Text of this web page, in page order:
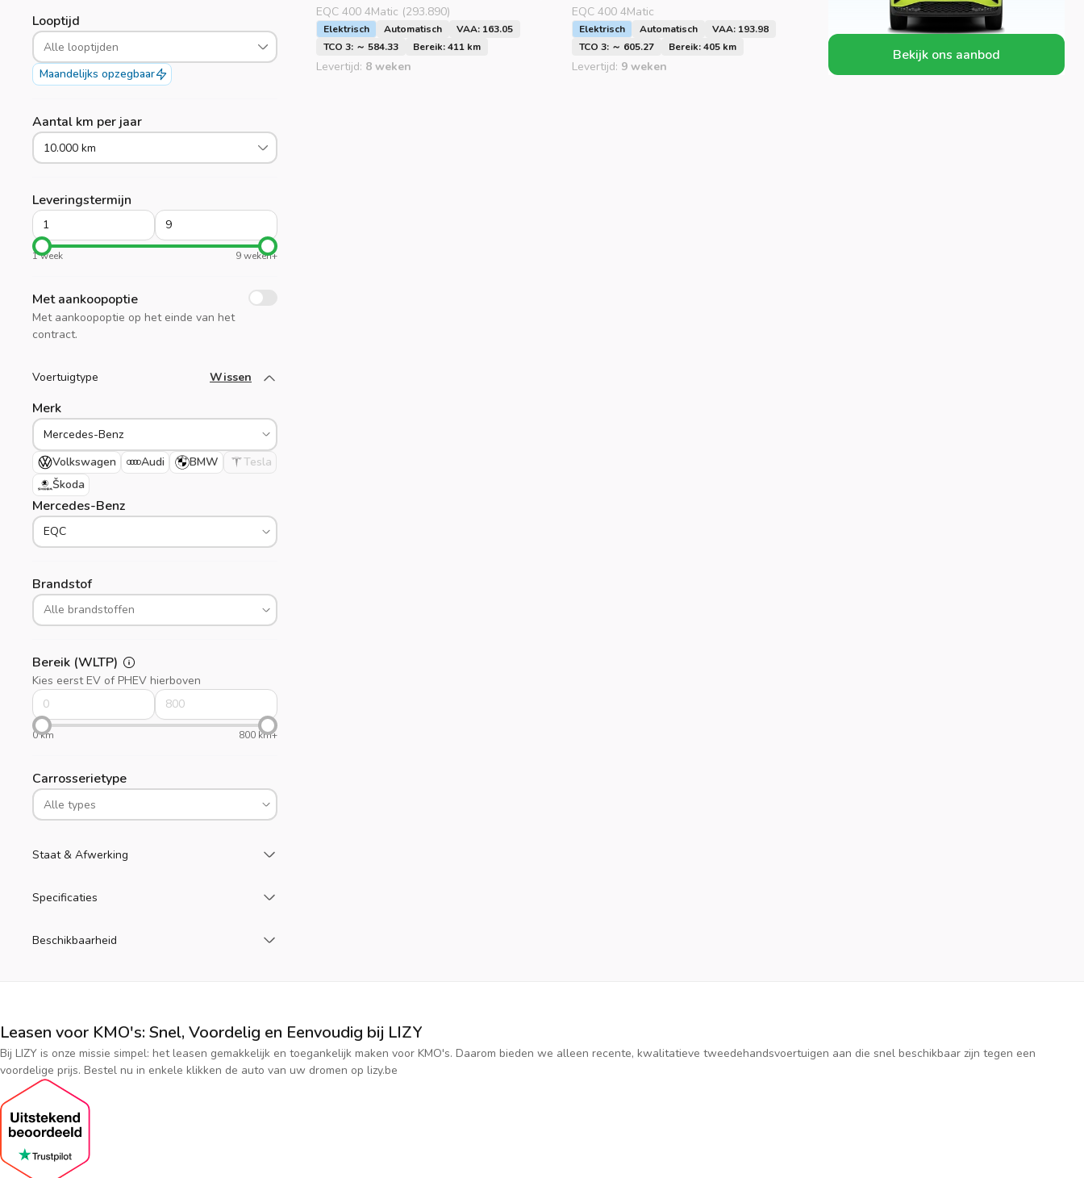
Looptijd
Alle looptijden
Maandelijks opzegbaar
Aantal km per jaar
10.000 km
Leveringstermijn
1 week 9 weken+
Met aankoopoptie
Met aankoopoptie op het einde van het
contract.
Voertuigtype Wissen
Laad meer
Merk
Volkswagen Audi BMW
Tesla
Škoda
Mercedes-Benz
Brandstof
Bereik (WLTP)
Kies eerst EV of PHEV hierboven
0 km 800 km+
Carrosserietype
Staat & Afwerking
Specificaties
Beschikbaarheid
EQC 400 4Matic (293.890)
Elektrisch Automatisch
VAA: 163.05
TCO 3: ～ 584.33
Bereik: 411 km
Levertijd: 8 weken
EQC 400 4Matic
Elektrisch Automatisch
VAA: 193.98
TCO 3: ～ 605.27
Bereik: 405 km
Levertijd: 9 weken
Bekijk ons aanbod
Leasen voor KMO's: Snel, Voordelig en Eenvoudig bij LIZY
Bij LIZY is onze missie simpel: het leasen gemakkelijk en toegankelijk maken voor KMO's. Daarom bieden we alleen recente, kwalitatieve tweedehandsvoertuigen aan die snel beschikbaar zijn tegen een
voordelige prijs. Bestel nu in enkele klikken de auto van uw dromen op lizy.be